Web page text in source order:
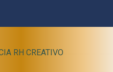
RH CREATIVO